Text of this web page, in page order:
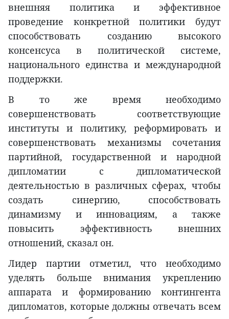
внешняя политика и эффективное
проведение конкретной политики будут
способствовать созданию высокого
консенсуса в политической системе,
национального единства и международной
поддержки.
В то же время необходимо
совершенствовать соответствующие
институты и политику, реформировать и
совершенствовать механизмы сочетания
партийной, государственной и народной
дипломатии с дипломатической
деятельностью в различных сферах, чтобы
создать синергию, способствовать
динамизму и инновациям, а также
повысить эффективность внешних
отношений, сказал он.
Лидер партии отметил, что необходимо
уделять больше внимания укреплению
аппарата и формированию контингента
дипломатов, которые должны отвечать всем